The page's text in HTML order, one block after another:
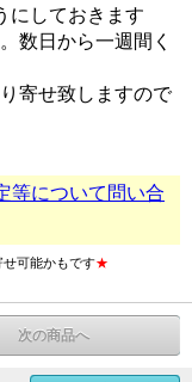
にしておきます
数日から一週間く
寄せ致しますので
等について問い合
可能かもです★
次の商品へ